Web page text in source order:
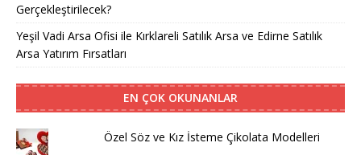
Gerçekleştirilecek?
Yeşil Vadi Arsa Ofisi ile Kırklareli Satılık Arsa ve Edirne Satılık
Arsa Yatırım Fırsatları
EN ÇOK OKUNANLAR
Özel Söz ve Kız İsteme Çikolata Modelleri